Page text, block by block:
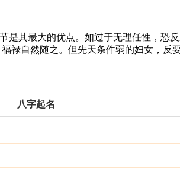
其最大的优点。如过于无理任性，恐
禄自然随之。但先天条件弱的妇女，反
八字起名